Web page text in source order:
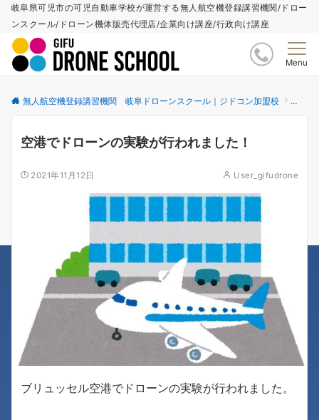
岐阜県可児市の可児自動車学校が運営する無人航空機登録講習機関/ドロー
ンスクール/ドローン機体販売代理店/企業向け講座/行政向け講座
Menu
無人航空機登録講習機関 岐阜ドローンスクール｜ジドコン加盟校 更新
空港でドローンの実験が行われました！
2021年11月12日 User_gifudrone
ブリュッセル空港でドローンの実験が行われました。